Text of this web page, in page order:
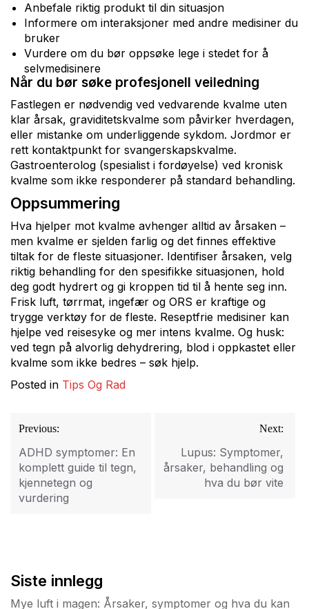
Anbefale riktig produkt til din situasjon
Informere om interaksjoner med andre medisiner du
bruker
Vurdere om du bør oppsøke lege i stedet for å
selvmedisinere
Når du bør søke profesjonell veiledning
Fastlegen er nødvendig ved vedvarende kvalme uten
klar årsak, graviditetskvalme som påvirker hverdagen,
eller mistanke om underliggende sykdom. Jordmor er
rett kontaktpunkt for svangerskapskvalme.
Gastroenterolog (spesialist i fordøyelse) ved kronisk
kvalme som ikke responderer på standard behandling.
Oppsummering
Hva hjelper mot kvalme avhenger alltid av årsaken –
men kvalme er sjelden farlig og det finnes effektive
tiltak for de fleste situasjoner. Identifiser årsaken, velg
riktig behandling for den spesifikke situasjonen, hold
deg godt hydrert og gi kroppen tid til å hente seg inn.
Frisk luft, tørrmat, ingefær og ORS er kraftige og
trygge verktøy for de fleste. Reseptfrie medisiner kan
hjelpe ved reisesyke og mer intens kvalme. Og husk:
ved tegn på alvorlig dehydrering, blod i oppkastet eller
kvalme som ikke bedres – søk hjelp.
Posted in Tips Og Rad
Innleggsnavigasjon
Previous:
ADHD symptomer: En
komplett guide til tegn,
kjennetegn og
vurdering
Next:
Lupus: Symptomer,
årsaker, behandling og
hva du bør vite
Siste innlegg
Mye luft i magen: Årsaker, symptomer og hva du kan